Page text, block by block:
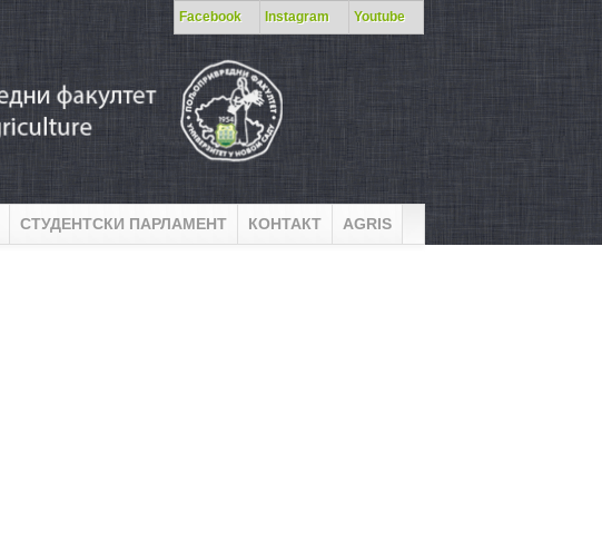
Facebook Instagram Youtube
СТУДЕНТСКИ ПАРЛАМЕНТ КОНТАКТ AGRIS